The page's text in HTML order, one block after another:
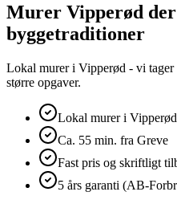
Murer Vipperød
byggetraditioner
Lokal murer i Vipperød - vi tager
større opgaver.
Lokal murer i Vipperød
Ca. 55 min. fra Greve
Fast pris og skriftligt
5 års garanti (AB-